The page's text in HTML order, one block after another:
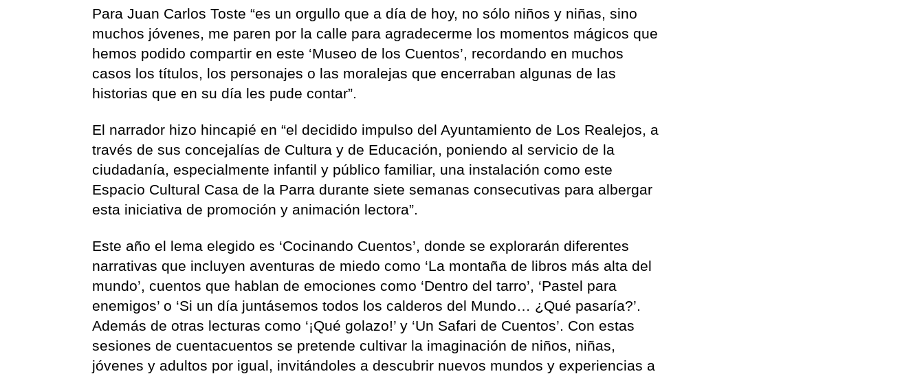
Para Juan Carlos Toste “es un orgullo que a día de hoy, no sólo niños y niñas, sino
muchos jóvenes, me paren por la calle para agradecerme los momentos mágicos que
hemos podido compartir en este ‘Museo de los Cuentos’, recordando en muchos
casos los títulos, los personajes o las moralejas que encerraban algunas de las
historias que en su día les pude contar”.
El narrador hizo hincapié en “el decidido impulso del Ayuntamiento de Los Realejos, a
través de sus concejalías de Cultura y de Educación, poniendo al servicio de la
ciudadanía, especialmente infantil y público familiar, una instalación como este
Espacio Cultural Casa de la Parra durante siete semanas consecutivas para albergar
esta iniciativa de promoción y animación lectora”.
Este año el lema elegido es ‘Cocinando Cuentos’, donde se explorarán diferentes
narrativas que incluyen aventuras de miedo como ‘La montaña de libros más alta del
mundo’, cuentos que hablan de emociones como ‘Dentro del tarro’, ‘Pastel para
enemigos’ o ‘Si un día juntásemos todos los calderos del Mundo… ¿Qué pasaría?’.
Además de otras lecturas como ‘¡Qué golazo!’ y ‘Un Safari de Cuentos’. Con estas
sesiones de cuentacuentos se pretende cultivar la imaginación de niños, niñas,
jóvenes y adultos por igual, invitándoles a descubrir nuevos mundos y experiencias a